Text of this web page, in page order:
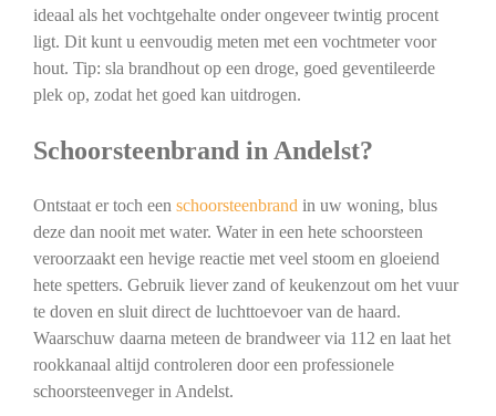
ideaal als het vochtgehalte onder ongeveer twintig procent
ligt. Dit kunt u eenvoudig meten met een vochtmeter voor
hout. Tip: sla brandhout op een droge, goed geventileerde
plek op, zodat het goed kan uitdrogen.
Schoorsteenbrand in Andelst?
Ontstaat er toch een schoorsteenbrand in uw woning, blus
deze dan nooit met water. Water in een hete schoorsteen
veroorzaakt een hevige reactie met veel stoom en gloeiend
hete spetters. Gebruik liever zand of keukenzout om het vuur
te doven en sluit direct de luchttoevoer van de haard.
Waarschuw daarna meteen de brandweer via 112 en laat het
rookkanaal altijd controleren door een professionele
schoorsteenveger in Andelst.